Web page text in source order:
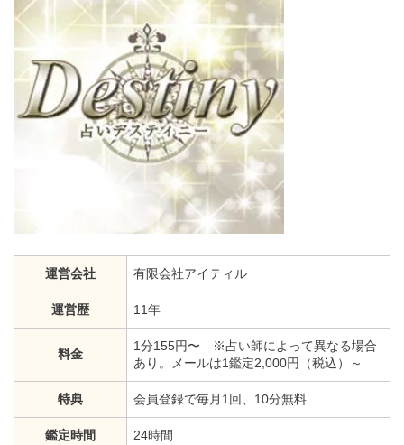
運営会社 有限会社アイティル
運営歴 11年
料金
1分155円〜 ※占い師によって異なる場合
あり。メールは1鑑定2,000円（税込）～
特典 会員登録で毎月1回、10分無料
鑑定時間 24時間